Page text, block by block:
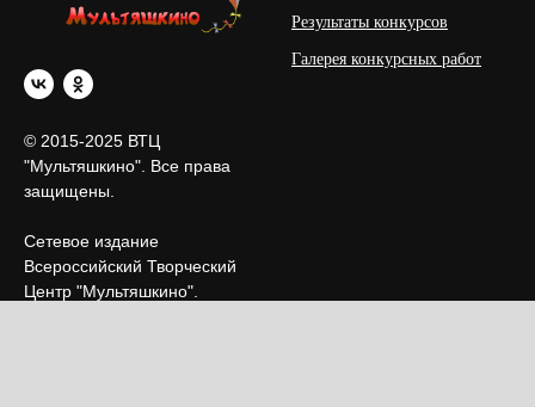
© 2015-2025 ВТЦ
"Мультяшкино". Все права
защищены.
Сетевое издание
Всероссийский Творческий
Центр "Мультяшкино".
Результаты конкурсов
Галерея конкурсных работ